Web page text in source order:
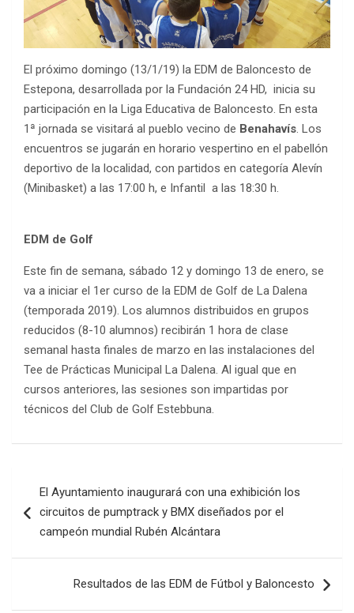
El próximo domingo (13/1/19) la EDM de Baloncesto de
Estepona, desarrollada por la Fundación 24 HD, inicia su
participación en la Liga Educativa de Baloncesto. En esta
1ª jornada se visitará al pueblo vecino de Benahavís. Los
encuentros se jugarán en horario vespertino en el pabellón
deportivo de la localidad, con partidos en categoría Alevín
(Minibasket) a las 17:00 h, e Infantil a las 18:30 h.
EDM de Golf
Este fin de semana, sábado 12 y domingo 13 de enero, se
va a iniciar el 1er curso de la EDM de Golf de La Dalena
(temporada 2019). Los alumnos distribuidos en grupos
reducidos (8-10 alumnos) recibirán 1 hora de clase
semanal hasta finales de marzo en las instalaciones del
Tee de Prácticas Municipal La Dalena. Al igual que en
cursos anteriores, las sesiones son impartidas por
técnicos del Club de Golf Estebbuna.
de
entradas
El Ayuntamiento inaugurará con una exhibición los
circuitos de pumptrack y BMX diseñados por el
campeón mundial Rubén Alcántara
Resultados de las EDM de Fútbol y Baloncesto